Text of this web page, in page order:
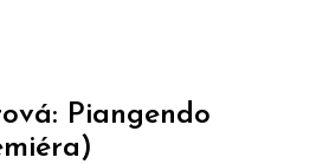
Piangendo